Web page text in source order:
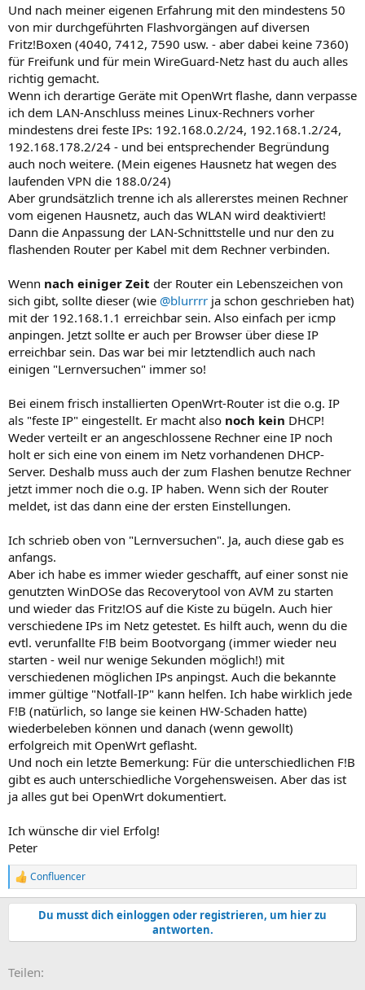
Und nach meiner eigenen Erfahrung mit den mindestens 50
von mir durchgeführten Flashvorgängen auf diversen
Fritz!Boxen (4040, 7412, 7590 usw. - aber dabei keine 7360)
für Freifunk und für mein WireGuard-Netz hast du auch alles
richtig gemacht.
Wenn ich derartige Geräte mit OpenWrt flashe, dann verpasse
ich dem LAN-Anschluss meines Linux-Rechners vorher
mindestens drei feste IPs: 192.168.0.2/24, 192.168.1.2/24,
192.168.178.2/24 - und bei entsprechender Begründung
auch noch weitere. (Mein eigenes Hausnetz hat wegen des
laufenden VPN die 188.0/24)
Aber grundsätzlich trenne ich als allererstes meinen Rechner
vom eigenen Hausnetz, auch das WLAN wird deaktiviert!
Dann die Anpassung der LAN-Schnittstelle und nur den zu
flashenden Router per Kabel mit dem Rechner verbinden.
Wenn nach einiger Zeit der Router ein Lebenszeichen von
sich gibt, sollte dieser (wie @blurrrr ja schon geschrieben hat)
mit der 192.168.1.1 erreichbar sein. Also einfach per icmp
anpingen. Jetzt sollte er auch per Browser über diese IP
erreichbar sein. Das war bei mir letztendlich auch nach
einigen "Lernversuchen" immer so!
Bei einem frisch installierten OpenWrt-Router ist die o.g. IP
als "feste IP" eingestellt. Er macht also noch kein DHCP!
Weder verteilt er an angeschlossene Rechner eine IP noch
holt er sich eine von einem im Netz vorhandenen DHCP-
Server. Deshalb muss auch der zum Flashen benutze Rechner
jetzt immer noch die o.g. IP haben. Wenn sich der Router
meldet, ist das dann eine der ersten Einstellungen.
Ich schrieb oben von "Lernversuchen". Ja, auch diese gab es
anfangs.
Aber ich habe es immer wieder geschafft, auf einer sonst nie
genutzten WinDOSe das Recoverytool von AVM zu starten
und wieder das Fritz!OS auf die Kiste zu bügeln. Auch hier
verschiedene IPs im Netz getestet. Es hilft auch, wenn du die
evtl. verunfallte F!B beim Bootvorgang (immer wieder neu
starten - weil nur wenige Sekunden möglich!) mit
verschiedenen möglichen IPs anpingst. Auch die bekannte
immer gültige "Notfall-IP" kann helfen. Ich habe wirklich jede
F!B (natürlich, so lange sie keinen HW-Schaden hatte)
wiederbeleben können und danach (wenn gewollt)
erfolgreich mit OpenWrt geflasht.
Und noch ein letzte Bemerkung: Für die unterschiedlichen F!B
gibt es auch unterschiedliche Vorgehensweisen. Aber das ist
ja alles gut bei OpenWrt dokumentiert.
Ich wünsche dir viel Erfolg!
Peter
R
e
a
i
n
Confluencer
Du musst dich einloggen oder registrieren, um hier zu
antworten.
Teilen: